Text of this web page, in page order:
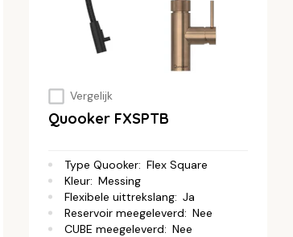
Vergelijk
Quooker FXSPTB
Type Quooker: Flex Square
Kleur: Messing
Flexibele uittrekslang: Ja
Reservoir meegeleverd: Nee
CUBE meegeleverd: Nee